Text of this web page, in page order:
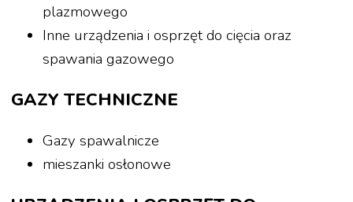
plazmowego
Inne urządzenia i osprzęt do cięcia oraz
spawania gazowego
GAZY TECHNICZNE
Gazy spawalnicze
mieszanki osłonowe